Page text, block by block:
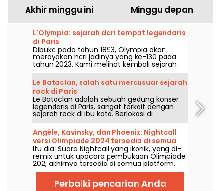
Akhir minggu ini Minggu depan
L'Olympia: sejarah dari tempat legendaris
di Paris
Dibuka pada tahun 1893, Olympia akan
merayakan hari jadinya yang ke-130 pada
tahun 2023. Kami melihat kembali sejarah
tempat konser dan hiburan legendaris di
Paris ini, yang telah menjadi saksi dari orang-
orang seperti Edith Piaf, Jacques Brel,
Barbara dan Johnny Hallyday, serta Billie
Holiday, The Beatles, dan The Rolling Stones.
Le Bataclan, salah satu mercusuar sejarah
rock di Paris
Le Bataclan adalah sebuah gedung konser
legendaris di Paris, sangat terkait dengan
sejarah rock di ibu kota. Berlokasi di
arrondissement ke-11 yang sangat hidup, ia
tetap menjadi ikon utama bagi kancah
musik Paris.
Angèle, Kavinsky, dan Phoenix: Nightcall
versi Olimpiade 2024 tersedia di semua
platform
Itu dia! Suara Nightcall yang ikonik, yang di-
remix untuk upacara pembukaan Olimpiade
202, akhirnya tersedia di semua platform.
Versi yang dibuat oleh Angèle, Phœnix dan
Kavinsky telah menimbulkan kehebohan
sebelum dirilis secara resmi.
Perbaiki pencarian Anda